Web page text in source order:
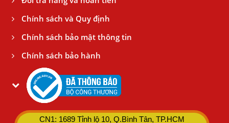
Chính sách và Quy định
Chính sách bảo mật thông tin
Chính sách bảo hành
CN1: 1689 Tỉnh lộ 10, Q.Bình Tân, TP.HCM